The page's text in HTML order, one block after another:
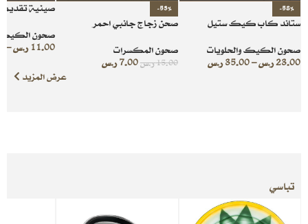
-58%
ستاند كاب كيك ستيل
صحون الكيك والحلويات
23.00ر.س–
35.00ر.س
-53%
صحن زجاج جانبي احمر
صحون المكسرات
15.00ر.س7.00 ر.س
صينية تقديم
صحون الكيك
11.00 ر.س–
عرض المزيد
تباسي